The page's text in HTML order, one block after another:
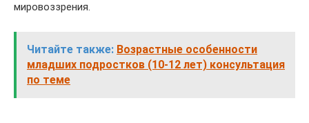
мировоззрения.
Читайте также: Возрастные особенности
младших подростков (10-12 лет) консультация
по теме